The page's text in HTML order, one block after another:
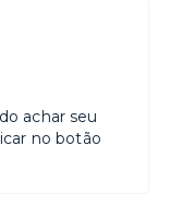
achar seu
no botão